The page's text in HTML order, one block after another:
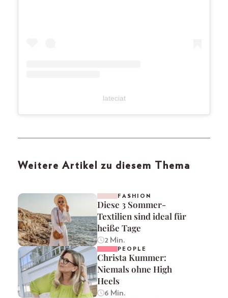
lateciat
Weitere Artikel zu diesem Thema
FASHION
Diese 3 Sommer-
Textilien sind ideal für
heiße Tage
2 Min.
PEOPLE
Christa Kummer:
Niemals ohne High
Heels
6 Min.